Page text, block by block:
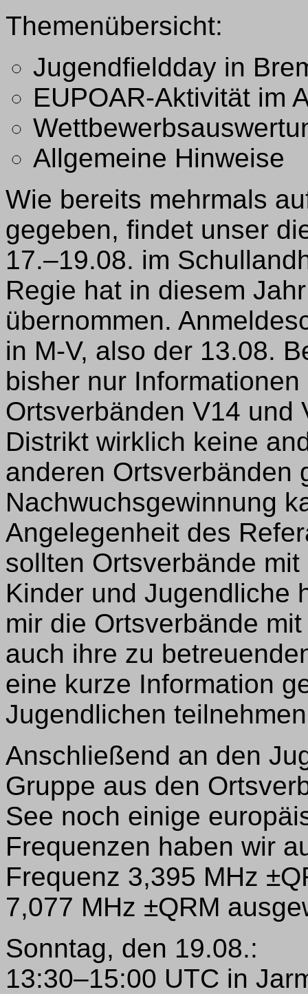
Themenübersicht:
Jugendfieldday in
EUPOAR-Aktivität im
Allgemeine Hinweise
Wie bereits mehrmals
gegeben, findet unser
17.–19.08. im
Regie hat in diesem
übernommen.
in M-V, also der 13.08.
bisher nur
Ortsverbänden V14 und
Distrikt wirklich keine
anderen Ortsverbänden
Nachwuchsgewinnung
Angelegenheit des
sollten Ortsverbände
Kinder und Jugendliche
mir die Ortsverbände
auch ihre zu
eine kurze Information
Jugendlichen
Anschließend an den
Gruppe aus den
See noch einige
Frequenzen haben wir
Frequenz 3,395 MHz
7,077 MHz ±QRM
Sonntag, den 19.08.:
13:30–15:00 UTC in